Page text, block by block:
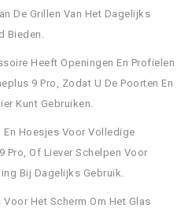
De Grillen Van Het Dagelijks
Bieden.
Heeft Openingen En Profielen
9 Pro, Zodat U De Poorten En
Kunt Gebruiken.
En Hoesjes Voor Volledige
Pro, Of Liever Schelpen Voor
Bij Dagelijks Gebruik.
Het Scherm Om Het Glas